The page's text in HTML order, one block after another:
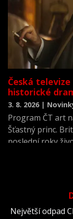
Česká
historické
3. 8. 2026 |
Program ČT art
Šťastný princ.
poslední roky
odmítnutí. Film
Největší odpad